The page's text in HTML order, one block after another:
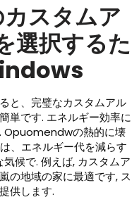
スタムア
選択するた
と、完璧なカスタムアル
単です. エネルギー効率に
Opuomendwの熱的に壊
、エネルギー代を減らす
候で. 例えば, カスタムア
の地域の家に最適です, ス
供します.